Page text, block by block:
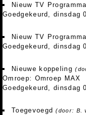
Nieuw TV
Goedgekeurd, dinsdag
Nieuw TV
Goedgekeurd, dinsdag
Nieuwe koppeling
Omroep: Omroep MAX
Goedgekeurd, dinsdag
Toegevoegd(door: B.